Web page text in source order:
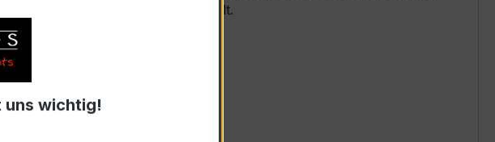
Überwachungssystemen entwickelt.
1 A)
uns wichtig!